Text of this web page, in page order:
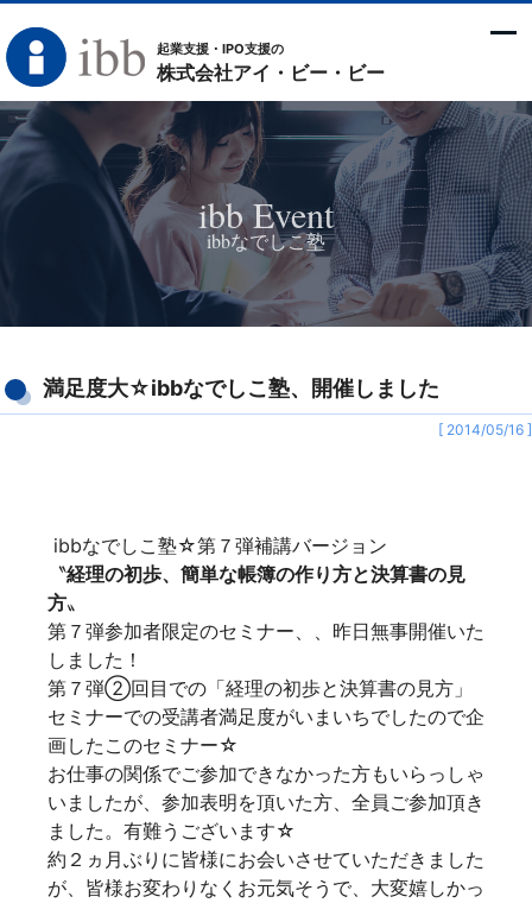
起業支援・IPO支援の
株式会社アイ・ビー・ビー
ibb Event
ibbなでしこ塾
満足度大☆ibbなでしこ塾、開催しました
[ 2014/05/16 ]
ibbなでしこ塾☆第７弾補講バージョン
〝経理の初歩、簡単な帳簿の作り方と決算書の見
方〟
第７弾参加者限定のセミナー、、昨日無事開催いた
しました！
第７弾②回目での「経理の初歩と決算書の見方」
セミナーでの受講者満足度がいまいちでしたので企
画したこのセミナー☆
お仕事の関係でご参加できなかった方もいらっしゃ
いましたが、参加表明を頂いた方、全員ご参加頂き
ました。有難うございます☆
約２ヵ月ぶりに皆様にお会いさせていただきました
が、皆様お変わりなくお元気そうで、大変嬉しかっ